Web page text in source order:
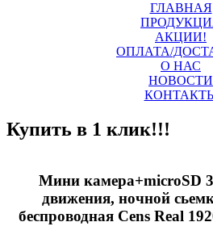
ГЛАВНАЯ
АКЦИИ!
ОПЛАТА/
О НАС
НОВОСТИ
Купить в 1 клик!!!
Мини камера+microSD
движения, ночной
беспроводная Cens Real